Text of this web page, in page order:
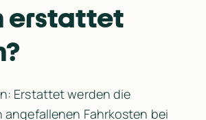
erstattet
Erstattet werden die
Fahrkosten bei